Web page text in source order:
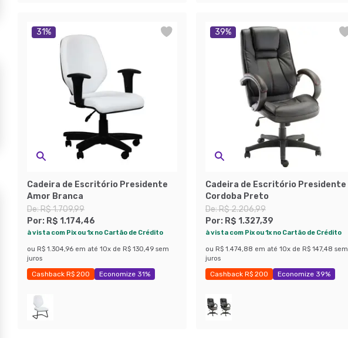
31%
Cadeira de Escritório Presidente
Amor Branca
De:R$ 1.709,99
Por: R$ 1.174,46
à vista com Pix ou 1x no Cartão de Crédito
ou R$ 1.304,96 em até 10x de R$ 130,49 sem
juros
Cashback R$ 200 Economize 31%
39%
Cadeira de Escritório Presidente
Cordoba Preto
De:R$ 2.206,99
Por: R$ 1.327,39
à vista com Pix ou 1x no Cartão de Crédito
ou R$ 1.474,88 em até 10x de R$ 147,48 sem
juros
Cashback R$ 200 Economize 39%